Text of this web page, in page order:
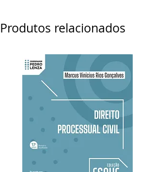
Produtos relacionados